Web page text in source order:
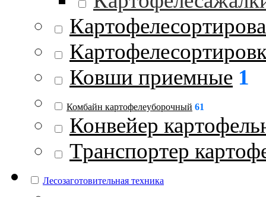
Ковши приемные 1
Комбайн картофелеуборочный 61
Конвейер
Транспортер
Лесозаготовительная техника